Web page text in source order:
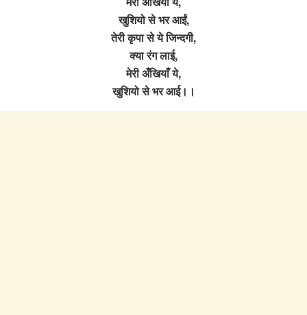
खुशियो से भर आईं,
तेरी कृपा से ये जिन्दगी,
क्या रंग लाई,
मेरी अँखियाँ ये,
खुशियो से भर आई।।